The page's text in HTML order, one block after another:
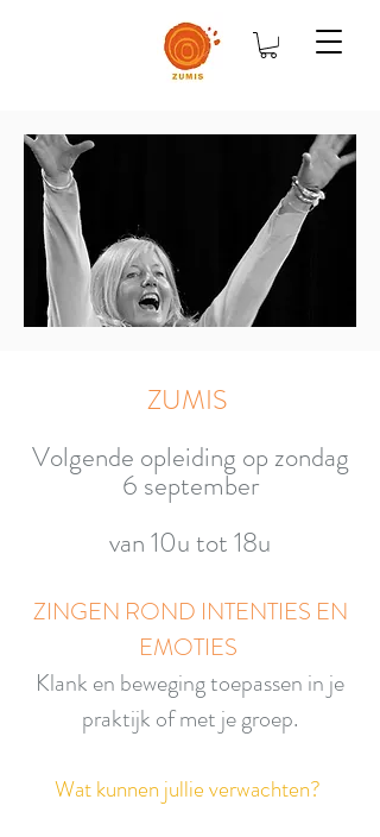
ZUMIS
Volgende opleiding op zondag
6 september
van 10u tot 18u
ZINGEN ROND INTENTIES EN
EMOTIES
Klank en beweging toepassen in je
praktijk of met je groep.
Wat kunnen jullie verwachten?